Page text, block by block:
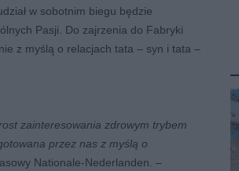
w sobotnim biegu będzie
Pasji. Do zajrzenia do Fabryki
z myślą o relacjach tata – syn i tata –
zainteresowania zdrowym trybem
przez nas z myślą o
Nationale-Nederlanden. –